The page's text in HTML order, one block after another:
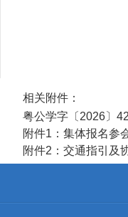
相关附件：
粤公学字〔2026〕
附件1：集体报名参
附件2：交通指引及